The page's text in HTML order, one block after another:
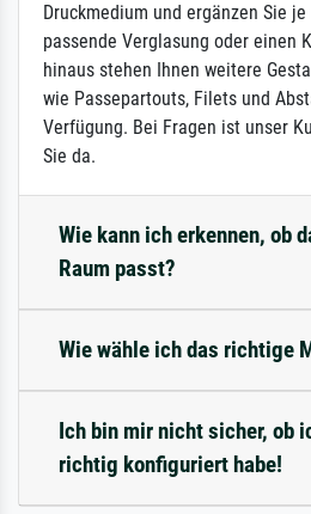
Druckmedium und ergänzen Sie
passende Verglasung oder einen
hinaus stehen Ihnen weitere
wie Passepartouts, Filets und
Verfügung. Bei Fragen ist unser
Sie da.
Wie kann ich erkennen, ob
Raum passt?
Wie wähle ich das richtige
Ich bin mir nicht sicher, ob
richtig konfiguriert habe!